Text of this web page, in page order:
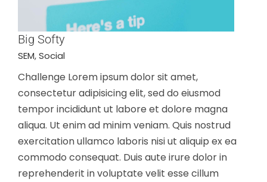
Big Softy
SEM,Social
Challenge Lorem ipsum dolor sit amet,
consectetur adipisicing elit, sed do eiusmod
tempor incididunt ut labore et dolore magna
aliqua. Ut enim ad minim veniam. Quis nostrud
exercitation ullamco laboris nisi ut aliquip ex ea
commodo consequat. Duis aute irure dolor in
reprehenderit in voluptate velit esse cillum